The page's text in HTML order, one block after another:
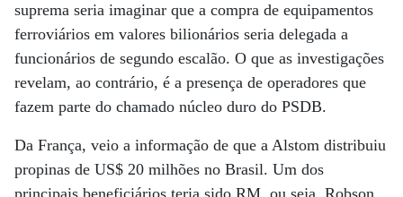
suprema seria imaginar que a compra de equipamentos
ferroviários em valores bilionários seria delegada a
funcionários de segundo escalão. O que as investigações
revelam, ao contrário, é a presença de operadores que
fazem parte do chamado núcleo duro do PSDB.
Da França, veio a informação de que a Alstom distribuiu
propinas de US$ 20 milhões no Brasil. Um dos
principais beneficiários teria sido RM, ou seja, Robson